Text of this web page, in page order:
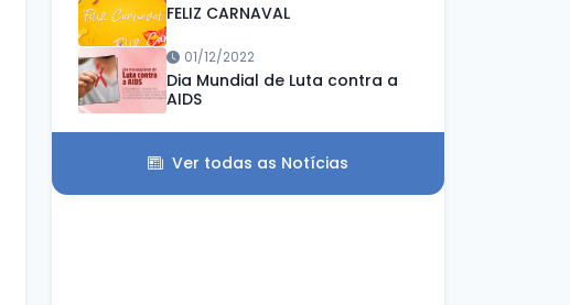
FELIZ CARNAVAL
01/12/2022
Dia Mundial de Luta contra a
AIDS
Ver todas as Notícias